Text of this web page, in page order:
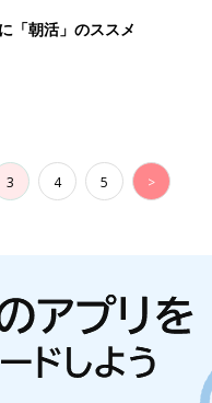
「朝活」のススメ
3 4 5 >